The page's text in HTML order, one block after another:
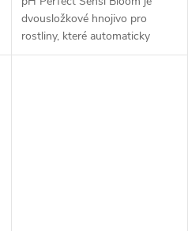
dvousložkové hnojivo pro
rostliny, které automaticky
udržuje ideální pH 5,5 - 6,3 po